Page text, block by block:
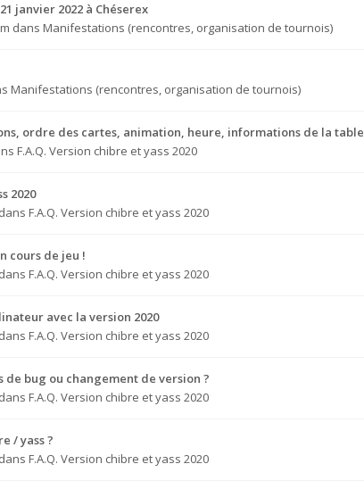
janvier 2022 à Chéserex
dans Manifestations (rencontres, organisation de tournois)
Manifestations (rencontres, organisation de tournois)
ordre des cartes, animation, heure, informations de la table
F.A.Q. Version chibre et yass 2020
2020
dans F.A.Q. Version chibre et yass 2020
cours de jeu !
dans F.A.Q. Version chibre et yass 2020
avec la version 2020
dans F.A.Q. Version chibre et yass 2020
bug ou changement de version ?
dans F.A.Q. Version chibre et yass 2020
/ yass ?
dans F.A.Q. Version chibre et yass 2020